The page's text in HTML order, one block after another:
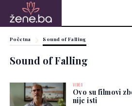
Početna Sound of Falling
Sound of Falling
VIDEO
Ovo su filmovi
nije isti